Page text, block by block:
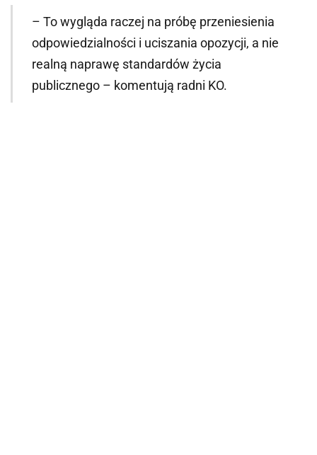
– To wygląda raczej na próbę przeniesienia
odpowiedzialności i uciszania opozycji, a nie
realną naprawę standardów życia
publicznego – komentują radni KO.